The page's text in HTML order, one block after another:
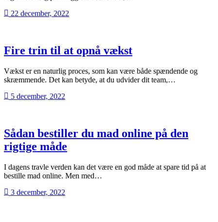
22 december, 2022
Fire trin til at opnå vækst
Vækst er en naturlig proces, som kan være både spændende og
skræmmende. Det kan betyde, at du udvider dit team,…
5 december, 2022
Sådan bestiller du mad online på den
rigtige måde
I dagens travle verden kan det være en god måde at spare tid på at
bestille mad online. Men med…
3 december, 2022